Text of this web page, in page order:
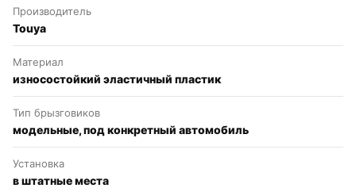
Производитель
Touya
Материал
износостойкий эластичный пластик
Тип брызговиков
модельные, под конкретный автомобиль
Установка
в штатные места